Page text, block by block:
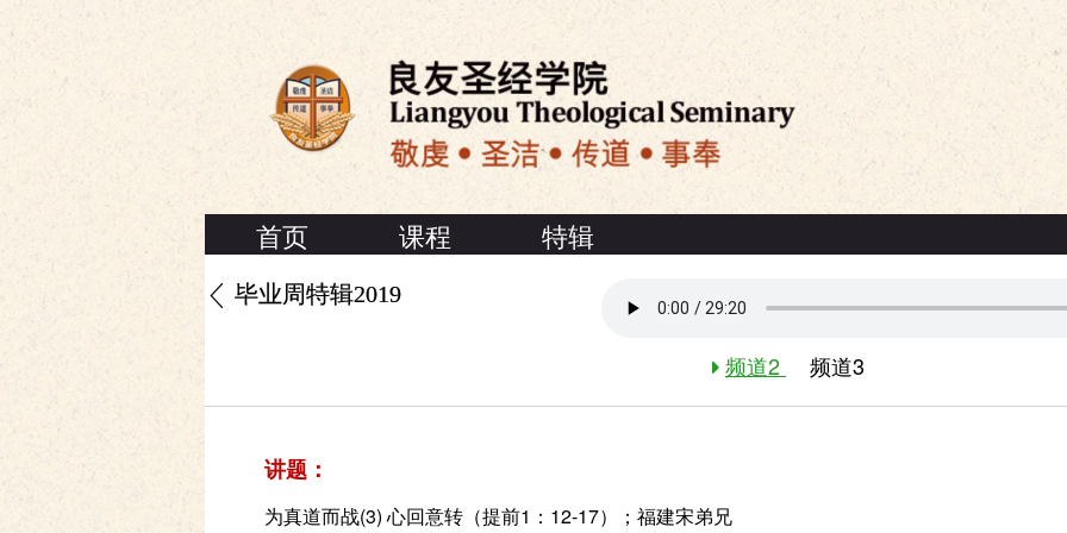
首页 课程 特辑
毕业周特辑2019
频道2 频道3
讲题：
为真道而战(3) 心回意转（提前1：12-17）；福建宋弟兄